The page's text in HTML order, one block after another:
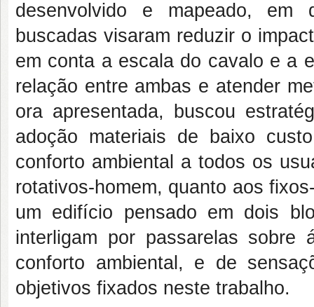
desenvolvido e mapeado, em
buscadas visaram reduzir o
em conta a escala do cavalo e a
relação entre ambas e atender
ora apresentada, buscou
adoção materiais de baixo
conforto ambiental a todos os
rotativos-homem, quanto aos
um edifício pensado em dois
interligam por passarelas sobre
conforto ambiental, e de
objetivos fixados neste trabalho.